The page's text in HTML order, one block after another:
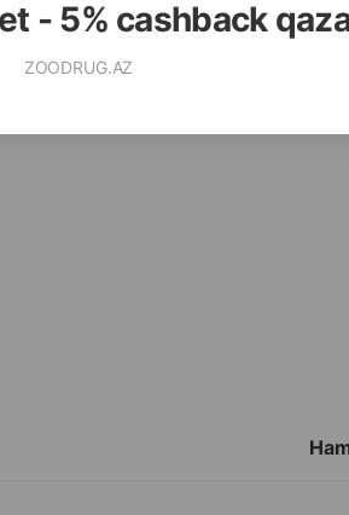
- 5% cashback
ZOODRUG.AZ